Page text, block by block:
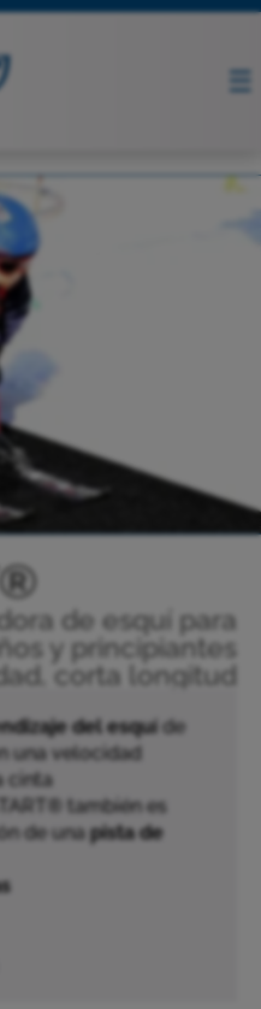
de esquí para
y principiantes
corta longitud
del esquí de
una velocidad
cinta
también es
de unapista de